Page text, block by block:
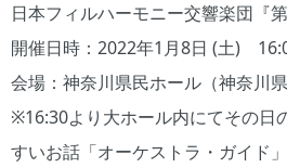
日本フィルハーモニー交響楽団『
開催日時：2022年1月8日 (土)
会場：神奈川県民ホール（神奈川
※16:30より大ホール内にてその日
すいお話「オーケストラ・ガイド